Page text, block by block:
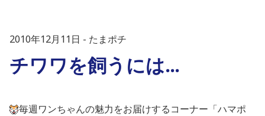
2010年12月11日 たまポチ
チワワを飼うには…
毎週ワンちゃんの魅力をお届けするコーナー「ハマポ